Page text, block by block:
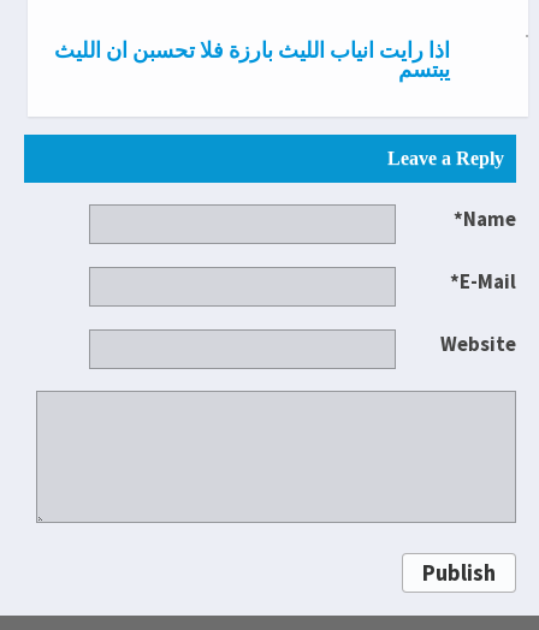
اذا رايت انياب الليث بارزة فلا تحسبن ان الليث
يبتسم
Leave a Reply
Name*
E-Mail*
Website
Publish